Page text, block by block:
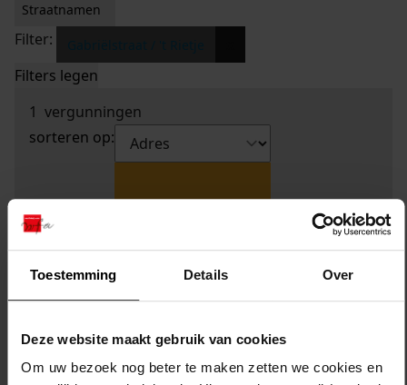
Toestemming Details Over
Deze website maakt gebruik van cookies
Om uw bezoek nog beter te maken zetten we cookies en
Straatnamen
Filter:
Filters legen
1 vergunningen
sorteren op: